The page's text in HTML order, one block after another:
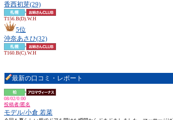
香西初芽(29)
T156.B(D).W.H
5位
沖奈あさひ(32)
T160.B(C).W.H
最新の口コミ・レポート
08/02/0:00
投稿者/匿名
モデル/小倉 若菜